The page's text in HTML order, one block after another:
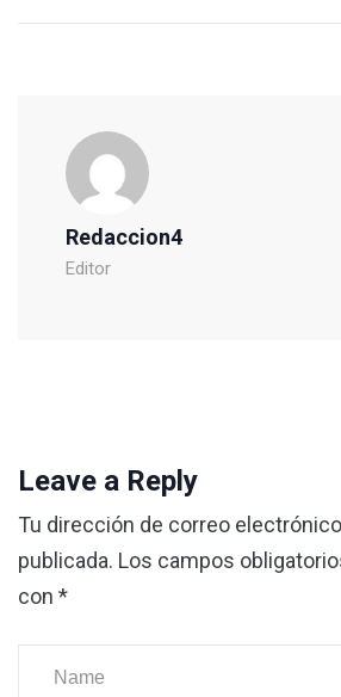
Redaccion4
Editor
Leave a Reply
Tu dirección de correo
publicada. Los campos
con *